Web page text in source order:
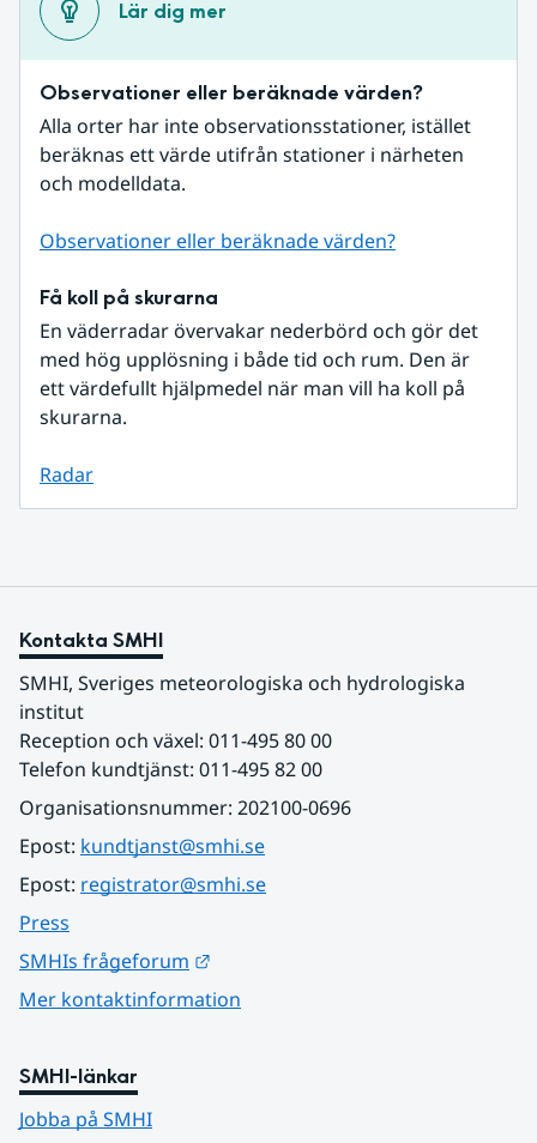
Lär dig mer
Observationer eller beräknade värden?
Alla orter har inte observationsstationer, istället
beräknas ett värde utifrån stationer i närheten
och modelldata.
Observationer eller beräknade värden?
Få koll på skurarna
En väderradar övervakar nederbörd och gör det
med hög upplösning i både tid och rum. Den är
ett värdefullt hjälpmedel när man vill ha koll på
skurarna.
Radar
Kontakta SMHI
SMHI, Sveriges meteorologiska och hydrologiska
institut
Reception och växel: 011-495 80 00
Telefon kundtjänst: 011-495 82 00
Organisationsnummer: 202100-0696
Epost: kundtjanst@smhi.se
Epost: registrator@smhi.se
Press
SMHIs frågeforum
Mer kontaktinformation
SMHI-länkar
Jobba på SMHI